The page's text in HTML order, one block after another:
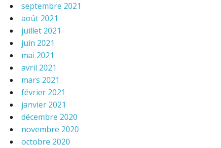
septembre 2021
août 2021
juillet 2021
juin 2021
mai 2021
avril 2021
mars 2021
février 2021
janvier 2021
décembre 2020
novembre 2020
octobre 2020